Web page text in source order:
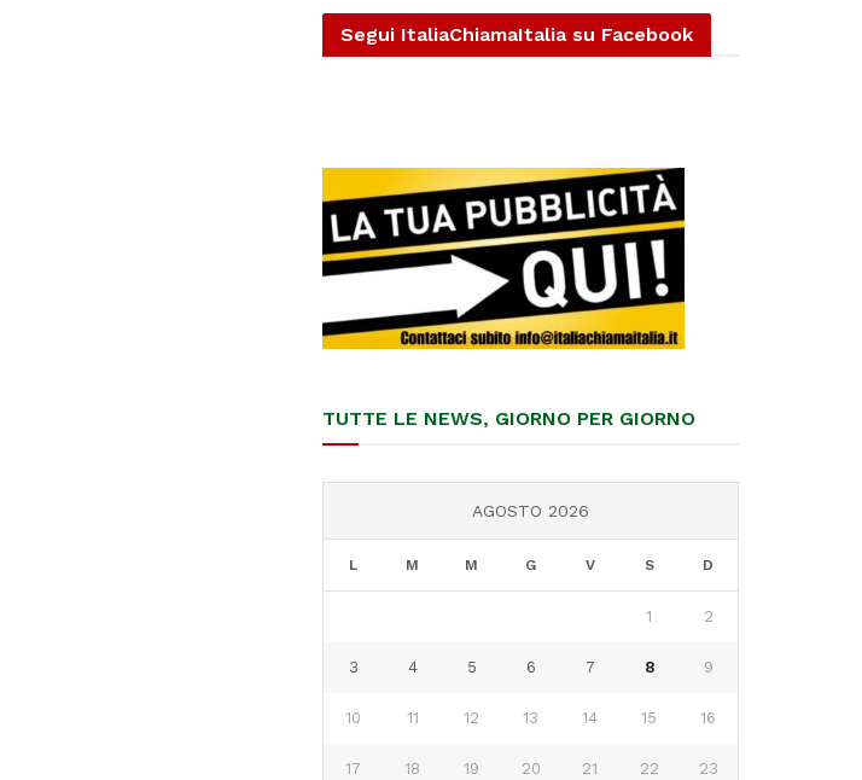
Segui ItaliaChiamaItalia su Facebook
TUTTE LE NEWS, GIORNO PER GIORNO
AGOSTO 2026
L M M G V S D
1 2
3 4 5 6 7 8 9
10 11 12 13 14 15 16
17 18 19 20 21 22 23